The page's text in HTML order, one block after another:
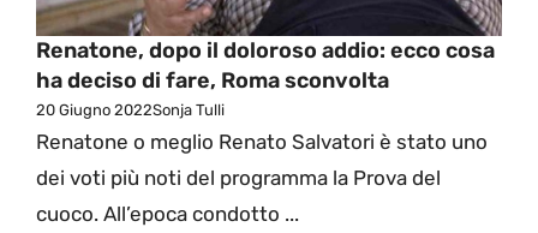
Renatone, dopo il doloroso addio: ecco cosa
ha deciso di fare, Roma sconvolta
20 Giugno 2022Sonja Tulli
Renatone o meglio Renato Salvatori è stato uno
dei voti più noti del programma la Prova del
cuoco. All’epoca condotto ...